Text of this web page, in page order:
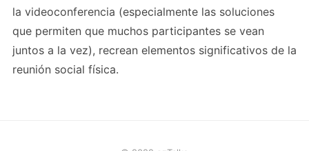
la videoconferencia (especialmente las soluciones
que permiten que muchos participantes se vean
juntos a la vez), recrean elementos significativos de la
reunión social física.